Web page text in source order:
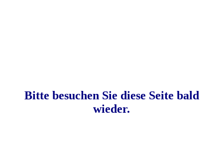
Bitte besuchen Sie diese Seite bald
wieder.